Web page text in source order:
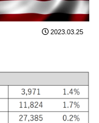
2023.03.25